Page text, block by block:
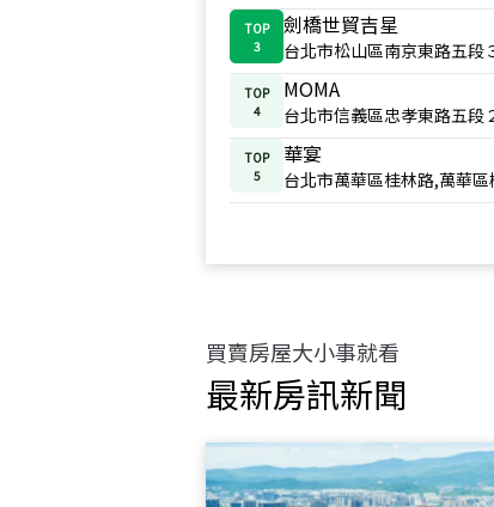
TOP
3
劍橋世貿吉星
台北市松山區南京東路五段
TOP
4
MOMA
台北市信義區忠孝東路五段
TOP
5
華宴
台北市萬華區桂林路,萬華
買賣房屋大小事就看
最新房訊新聞